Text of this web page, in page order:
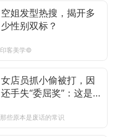
空姐发型热搜，揭开多
少性别双标？
印客美学©
女店员抓小偷被打，因
还手失“委屈奖”：这是考
那些原本是废话的常识